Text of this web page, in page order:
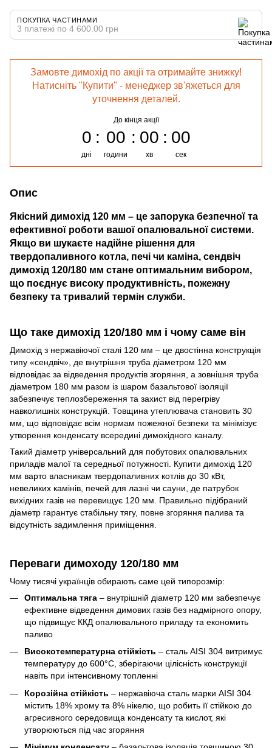
ПОКУПКА ЧАСТИНАМИ
3 платежі по 4 600.00 грн
Замовте димохід по акції та отримайте знижку!
Натисніть "Купити" - менеджер зв'яжеться для
уточнення деталей.
До кінця акції
0
дні
00
години
00
хв
00
сек
Опис
Якісний димохід 120 мм – це запорука безпечної та
ефективної роботи вашої опалювальної системи.
Якщо ви шукаєте надійне рішення для
твердопаливного котла, печі чи каміна, сендвіч
димохід 120/180 мм стане оптимальним вибором,
що поєднує високу продуктивність, пожежну
безпеку та тривалий термін служби.
Що таке димохід 120/180 мм і чому саме він
Димохід з нержавіючої сталі 120 мм – це двостінна конструкція
типу «сендвіч», де внутрішня труба діаметром 120 мм
відповідає за відведення продуктів згоряння, а зовнішня труба
діаметром 180 мм разом із шаром базальтової ізоляції
забезпечує теплозбереження та захист від перегріву
навколишніх конструкцій. Товщина утеплювача становить 30
мм, що відповідає всім нормам пожежної безпеки та мінімізує
утворення конденсату всередині димохідного каналу.
Такий діаметр універсальний для побутових опалювальних
приладів малої та середньої потужності. Купити димохід 120
мм варто власникам твердопаливних котлів до 30 кВт,
невеликих камінів, печей для лазні чи сауни, де патрубок
вихідних газів не перевищує 120 мм. Правильно підібраний
діаметр гарантує стабільну тягу, повне згоряння палива та
відсутність задимлення приміщення.
Переваги димоходу 120/180 мм
Чому тисячі українців обирають саме цей типорозмір:
Оптимальна тяга – внутрішній діаметр 120 мм забезпечує
ефективне відведення димових газів без надмірного опору,
що підвищує ККД опалювального приладу та економить
паливо
Високотемпературна стійкість – сталь AISI 304 витримує
температуру до 600°C, зберігаючи цілісність конструкції
навіть при інтенсивному топленні
Корозійна стійкість – нержавіюча сталь марки AISI 304
містить 18% хрому та 8% нікелю, що робить її стійкою до
агресивного середовища конденсату та кислот, які
утворюються під час згоряння